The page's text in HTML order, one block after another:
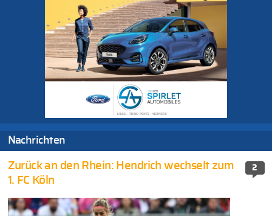
Nachrichten
2
Zurück an den Rhein: Hendrich wechselt zum
1. FC Köln